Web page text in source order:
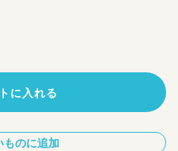
に入れる
ものに追加